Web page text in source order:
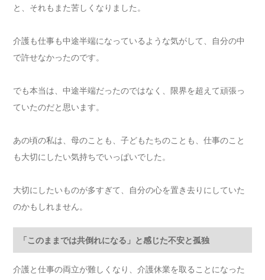
と、それもまた苦しくなりました。
介護も仕事も中途半端になっているような気がして、自分の中
で許せなかったのです。
でも本当は、中途半端だったのではなく、限界を超えて頑張っ
ていたのだと思います。
あの頃の私は、母のことも、子どもたちのことも、仕事のこと
も大切にしたい気持ちでいっぱいでした。
大切にしたいものが多すぎて、自分の心を置き去りにしていた
のかもしれません。
「このままでは共倒れになる」と感じた不安と孤独
介護と仕事の両立が難しくなり、介護休業を取ることになった